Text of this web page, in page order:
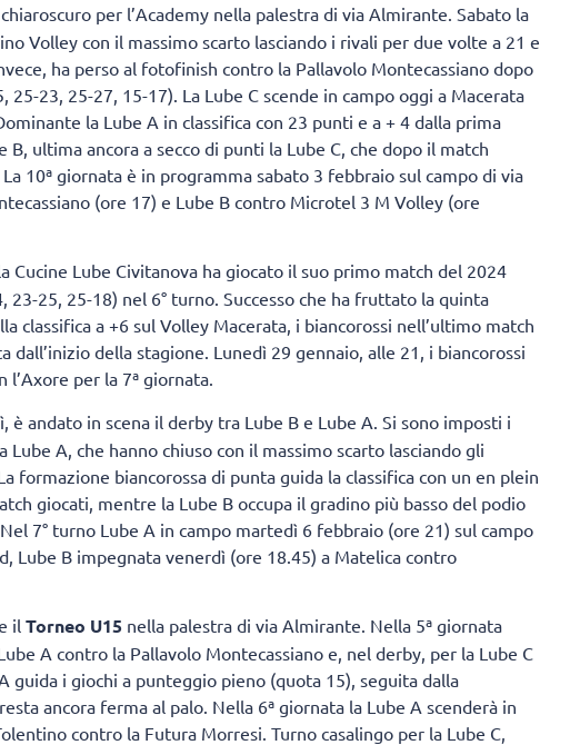
per l’Academy nella palestra di via Almirante. Sabato la
Volley con il massimo scarto lasciando i rivali per due volte a 21 e
ha perso al fotofinish contro la Pallavolo Montecassiano dopo
25-23, 25-27, 15-17). La Lube C scende in campo oggi a Macerata
la Lube A in classifica con 23 punti e a + 4 dalla prima
ultima ancora a secco di punti la Lube C, che dopo il match
10ª giornata è in programma sabato 3 febbraio sul campo di via
(ore 17) e Lube B contro Microtel 3 M Volley (ore
Cucine Lube Civitanova ha giocato il suo primo match del 2024
23-25, 25-18) nel 6° turno. Successo che ha fruttato la quinta
classifica a +6 sul Volley Macerata, i biancorossi nell’ultimo match
dall’inizio della stagione. Lunedì 29 gennaio, alle 21, i biancorossi
l’Axore per la 7ª giornata.
è andato in scena il derby tra Lube B e Lube A. Si sono imposti i
A, che hanno chiuso con il massimo scarto lasciando gli
formazione biancorossa di punta guida la classifica con un en plein
giocati, mentre la Lube B occupa il gradino più basso del podio
7° turno Lube A in campo martedì 6 febbraio (ore 21) sul campo
Lube B impegnata venerdì (ore 18.45) a Matelica contro
il Torneo U15 nella palestra di via Almirante. Nella 5ª giornata
A contro la Pallavolo Montecassiano e, nel derby, per la Lube C
guida i giochi a punteggio pieno (quota 15), seguita dalla
ancora ferma al palo. Nella 6ª giornata la Lube A scenderà in
contro la Futura Morresi. Turno casalingo per la Lube C,